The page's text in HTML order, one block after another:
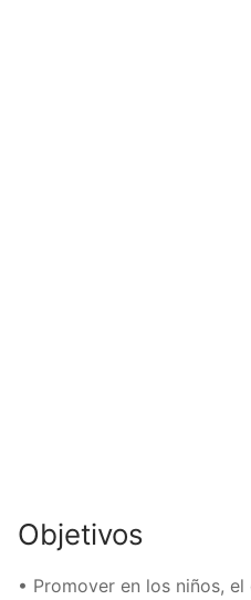
Objetivos
• Promover en los niños,